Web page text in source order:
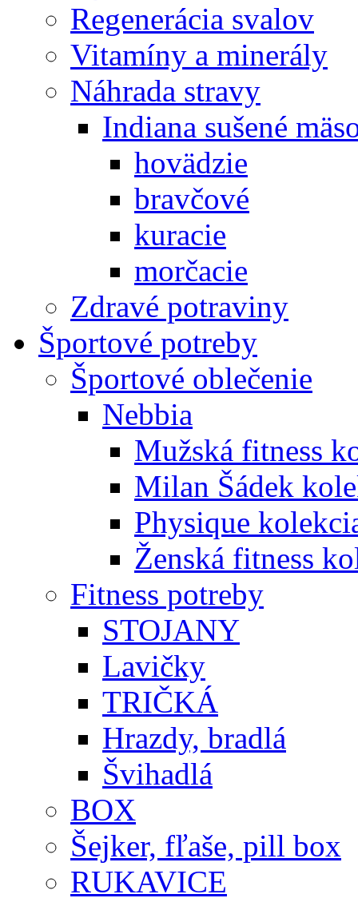
Regenerácia svalov
Vitamíny a minerály
Náhrada stravy
Indiana sušené
hovädzie
bravčové
kuracie
morčacie
Zdravé potraviny
Športové potreby
Športové oblečenie
Nebbia
Mužská fitness
Milan Šádek
Physique
Ženská fitness
Fitness potreby
STOJANY
Lavičky
TRIČKÁ
Hrazdy, bradlá
Švihadlá
BOX
Šejker, fľaše, pill box
RUKAVICE